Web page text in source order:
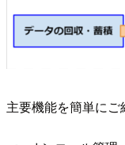
主要機能を簡単にご